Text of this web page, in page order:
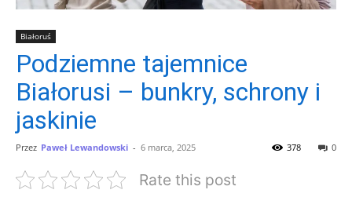
Białoruś
Podziemne tajemnice
Białorusi – bunkry, schrony i
jaskinie
Przez Paweł Lewandowski - 6 marca, 2025 0
378
Rate this post